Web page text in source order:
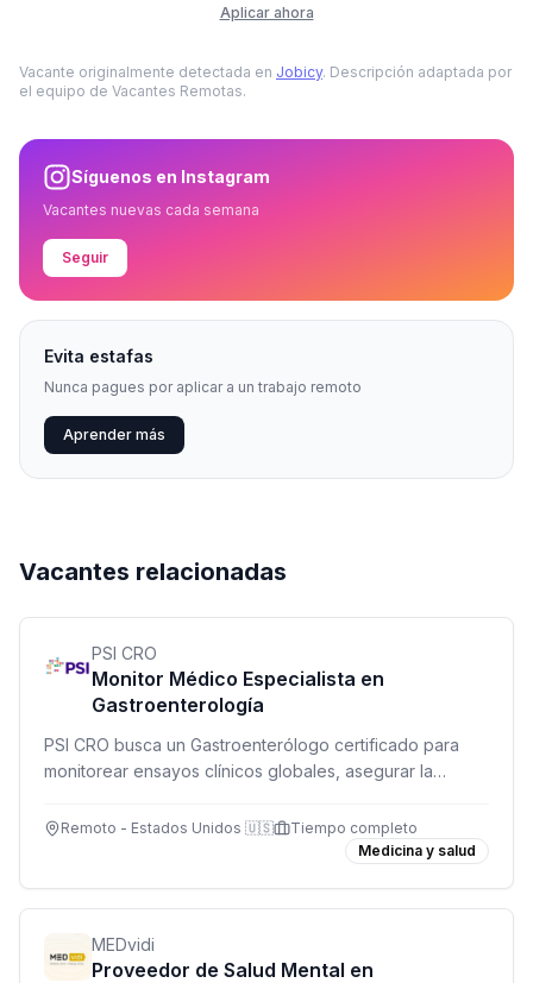
Aplicar ahora
Vacante originalmente detectada en Jobicy. Descripción adaptada por
el equipo de Vacantes Remotas.
Síguenos en Instagram
Vacantes nuevas cada semana
Seguir
Evita estafas
Nunca pagues por aplicar a un trabajo remoto
Aprender más
Vacantes relacionadas
PSI CRO
Monitor Médico Especialista en
Gastroenterología
PSI CRO busca un Gastroenterólogo certificado para
monitorear ensayos clínicos globales, asegurar la
médico de alto nivel.
Remoto - Estados Unidos 🇺🇸
Tiempo completo
Medicina y salud
MEDvidi
Proveedor de Salud Mental en